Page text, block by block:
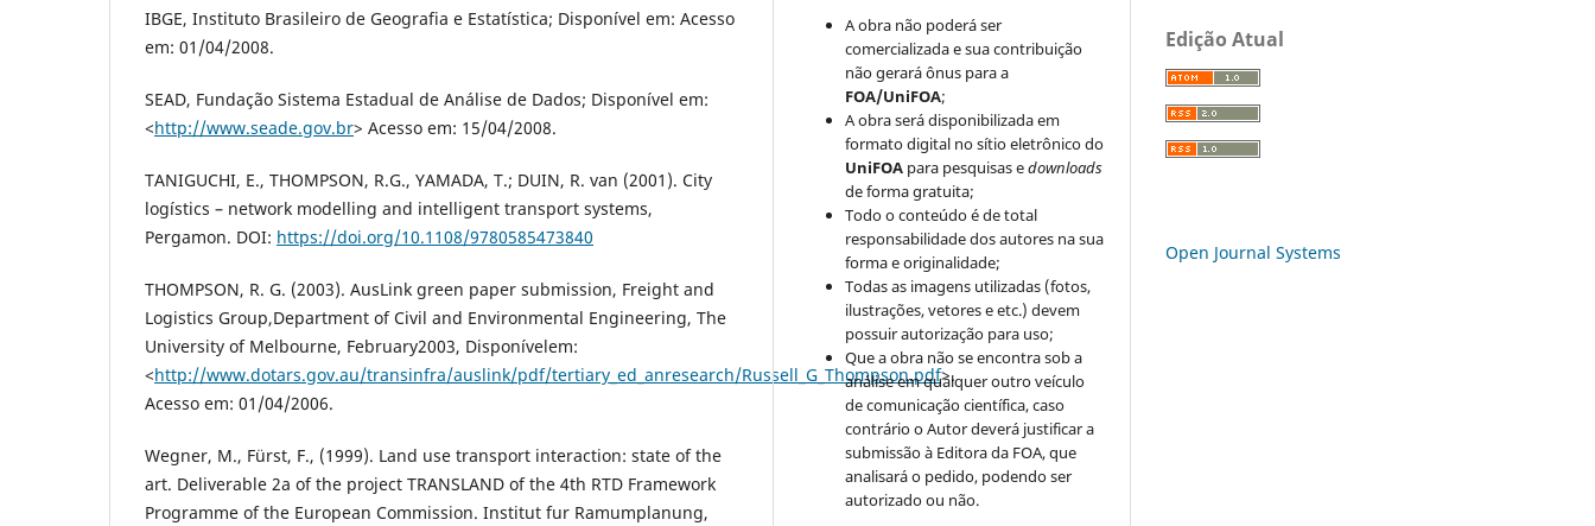
IBGE, Instituto Brasileiro de Geografia e Estatística; Disponível em: Acesso
em: 01/04/2008.
SEAD, Fundação Sistema Estadual de Análise de Dados; Disponível em:
<http://www.seade.gov.br> Acesso em: 15/04/2008.
TANIGUCHI, E., THOMPSON, R.G., YAMADA, T.; DUIN, R. van (2001). City
logístics – network modelling and intelligent transport systems,
Pergamon. DOI: https://doi.org/10.1108/9780585473840
THOMPSON, R. G. (2003). AusLink green paper submission, Freight and
Logistics Group,Department of Civil and Environmental Engineering, The
University of Melbourne, February2003, Disponívelem:
<http://www.dotars.gov.au/transinfra/auslink/pdf/tertiary_ed_anresearch/Russell_G_Thompson.pdf>.
Acesso em: 01/04/2006.
Wegner, M., Fürst, F., (1999). Land use transport interaction: state of the
art. Deliverable 2a of the project TRANSLAND of the 4th RTD Framework
Programme of the European Commission. Institut fur Ramumplanung,
A obra não poderá ser
comercializada e sua contribuição
não gerará ônus para a
FOA/UniFOA;
A obra será disponibilizada em
formato digital no sítio eletrônico do
UniFOA para pesquisas edownloads
de forma gratuita;
Todo o conteúdo é de total
responsabilidade dos autores na sua
forma e originalidade;
Todas as imagens utilizadas (fotos,
ilustrações, vetores e etc.) devem
possuir autorização para uso;
Que a obra não se encontra sob a
análise em qualquer outro veículo
de comunicação científica, caso
contrário o Autor deverá justificar a
submissão à Editora da FOA, que
analisará o pedido, podendo ser
autorizado ou não.
Edição Atual
Open Journal Systems